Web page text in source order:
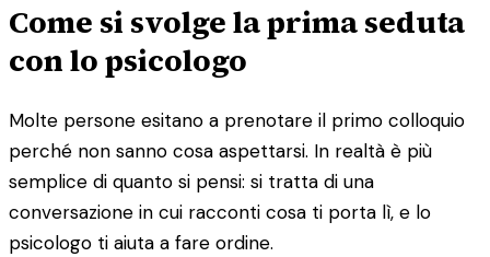
Come si svolge la prima seduta
con lo psicologo
Molte persone esitano a prenotare il primo colloquio
perché non sanno cosa aspettarsi. In realtà è più
semplice di quanto si pensi: si tratta di una
conversazione in cui racconti cosa ti porta lì, e lo
psicologo ti aiuta a fare ordine.